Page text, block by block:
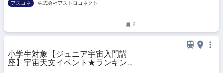
アスコネ 株式会社アストロコネクト
6
小学生対象【ジュニア宇宙入門講
座】宇宙天文イベント★ランキング